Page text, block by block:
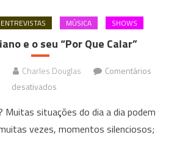
ENTREVISTAS MÚSICA SHOWS
e o seu “Por Que Calar”
Charles Douglas
Comentários
desativados
Ulpiano
e
Muitas situações do dia a dia podem
vezes, momentos silenciosos;